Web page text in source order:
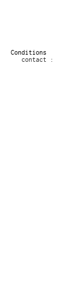
Conditions
contact :